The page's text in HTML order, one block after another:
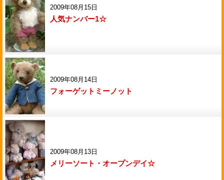
2009年08月15日
人気ナンバー1☆
2009年08月14日
フォーゲットミーノット
2009年08月13日
メリーソート・オープンデイ☆